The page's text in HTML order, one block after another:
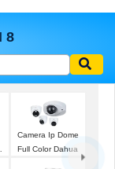
8
Camera Ip Dome
Full Color Dahua